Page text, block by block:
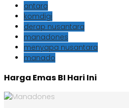
antara
komdigi
derap nusantara
manadones
menyapa nusantara
manado
Harga Emas BI Hari Ini